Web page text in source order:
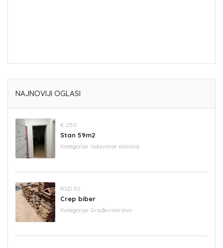
NAJNOVIJI OGLASI
€ 250
Stan 59m2
Kategorija: Izdavanje stanova
RSD 30
Crep biber
Kategorija: Građevinarstvo